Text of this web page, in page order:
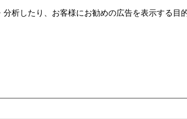
析したり、お客様にお勧めの広告を表⽰する⽬